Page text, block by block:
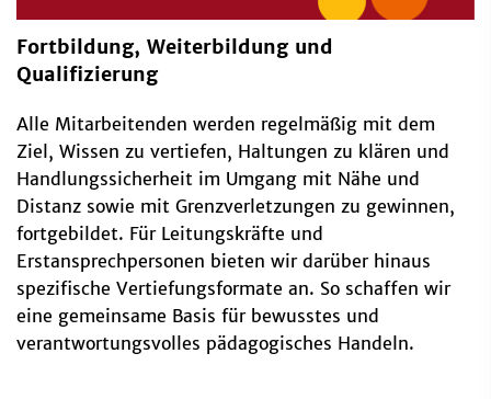
Fortbildung, Weiterbildung und
Qualifizierung
Alle Mitarbeitenden werden regelmäßig mit dem
Ziel, Wissen zu vertiefen, Haltungen zu klären und
Handlungssicherheit im Umgang mit Nähe und
Distanz sowie mit Grenzverletzungen zu gewinnen,
fortgebildet. Für Leitungskräfte und
Erstansprechpersonen bieten wir darüber hinaus
spezifische Vertiefungsformate an. So schaffen wir
eine gemeinsame Basis für bewusstes und
verantwortungsvolles pädagogisches Handeln.